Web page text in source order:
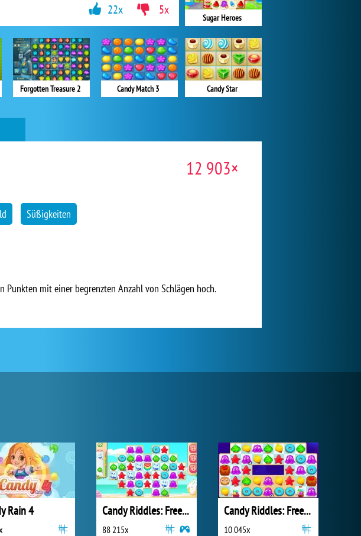
Sugar Heroes
Candy Star
Forgotten Treasure 2 Candy Match 3
22x 5x
12 903×
Süßigkeiten
mit einer begrenzten Anzahl von Schlägen hoch.
Rain 4 Candy Riddles: Free Match 3 Puzzle
88 215x
Candy Riddles: Free Match 3 Puzzle
10 045x